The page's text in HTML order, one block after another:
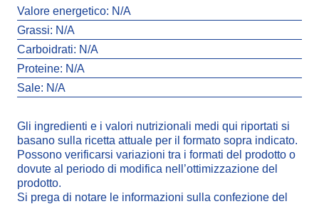
Valore energetico: N/A
Grassi: N/A
Carboidrati: N/A
Proteine: N/A
Sale: N/A
Gli ingredienti e i valori nutrizionali medi qui riportati si
basano sulla ricetta attuale per il formato sopra indicato.
Possono verificarsi variazioni tra i formati del prodotto o
dovute al periodo di modifica nell’ottimizzazione del
prodotto.
Si prega di notare le informazioni sulla confezione del